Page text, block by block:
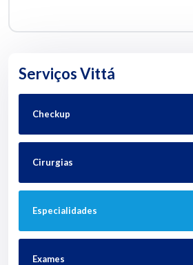
Serviços Vittá
Checkup
Cirurgias
Especialidades
Exames